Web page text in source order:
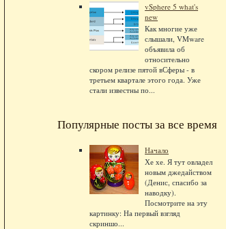
vSphere 5 what's
new
Как многие уже
слышали, VMware
объявила об
относительно
скором релизе пятой вСферы - в
третьем квартале этого года. Уже
стали известны по...
Популярные посты за все время
Начало
Хе хе. Я тут овладел
новым джедайством
(Денис, спасибо за
наводку).
Посмотрите на эту
картинку: На первый взгляд
скриншо...